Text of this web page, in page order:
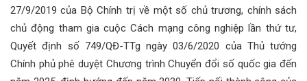
27/9/2019 của Bộ Chính trị về một số chủ trương, chính sách
chủ động tham gia cuộc Cách mạng công nghiệp lần thứ tư,
Quyết định số 749/QĐ-TTg ngày 03/6/2020 của Thủ tướng
Chính phủ phê duyệt Chương trình Chuyển đổi số quốc gia đến